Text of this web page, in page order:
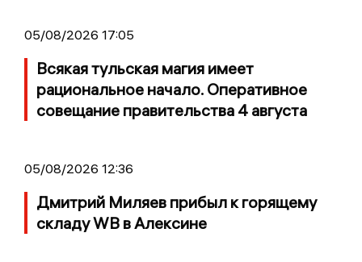
05/08/2026 17:05
Всякая тульская магия имеет
рациональное начало. Оперативное
совещание правительства 4 августа
05/08/2026 12:36
Дмитрий Миляев прибыл к горящему
складу WB в Алексине